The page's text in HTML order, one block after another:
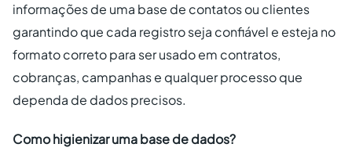
informações de uma base de contatos ou clientes
garantindo que cada registro seja confiável e esteja no
formato correto para ser usado em contratos,
cobranças, campanhas e qualquer processo que
dependa de dados precisos.
Como higienizar uma base de dados?